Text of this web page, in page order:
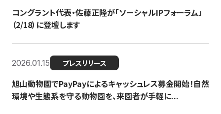
コングラント代表・佐藤正隆が「ソーシャルIPフォーラム」
（2/18）に登壇します
2026.01.15 プレスリリース
旭山動物園でPayPayによるキャッシュレス募金開始！自然
環境や生態系を守る動物園を、来園者が手軽に...